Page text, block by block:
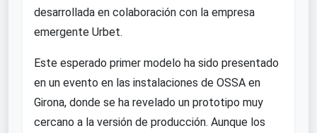
desarrollada en colaboración con la empresa
emergente Urbet.
Este esperado primer modelo ha sido presentado
en un evento en las instalaciones de OSSA en
Girona, donde se ha revelado un prototipo muy
cercano a la versión de producción. Aunque los